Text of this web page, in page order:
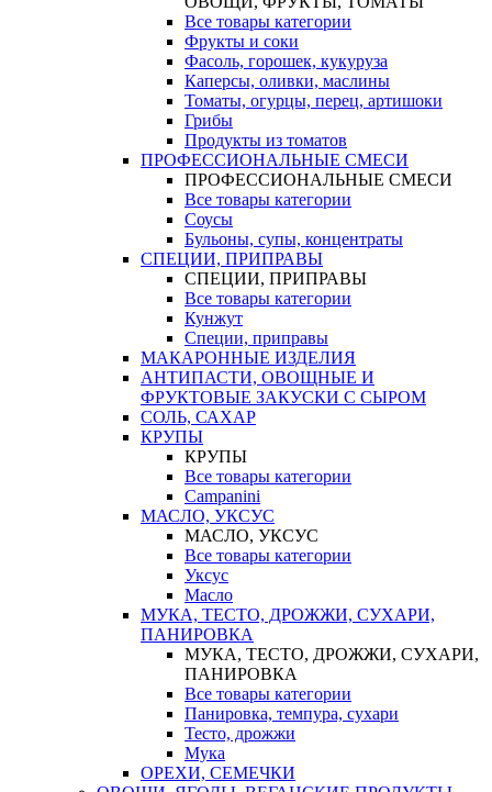
Все товары категории
Фрукты и соки
Фасоль, горошек, кукуруза
Каперсы, оливки, маслины
Томаты, огурцы, перец, артишоки
Грибы
Продукты из томатов
ПРОФЕССИОНАЛЬНЫЕ СМЕСИ
ПРОФЕССИОНАЛЬНЫЕ СМЕСИ
Все товары категории
Соусы
Бульоны, супы, концентраты
СПЕЦИИ, ПРИПРАВЫ
СПЕЦИИ, ПРИПРАВЫ
Все товары категории
Кунжут
Специи, приправы
МАКАРОННЫЕ ИЗДЕЛИЯ
АНТИПАСТИ, ОВОЩНЫЕ И
ФРУКТОВЫЕ ЗАКУСКИ С СЫРОМ
СОЛЬ, САХАР
КРУПЫ
КРУПЫ
Все товары категории
Campanini
МАСЛО, УКСУС
МАСЛО, УКСУС
Все товары категории
Уксус
Масло
МУКА, ТЕСТО, ДРОЖЖИ, СУХАРИ,
ПАНИРОВКА
МУКА, ТЕСТО, ДРОЖЖИ, СУХАРИ,
ПАНИРОВКА
Все товары категории
Панировка, темпура, сухари
Тесто, дрожжи
Мука
ОРЕХИ, СЕМЕЧКИ